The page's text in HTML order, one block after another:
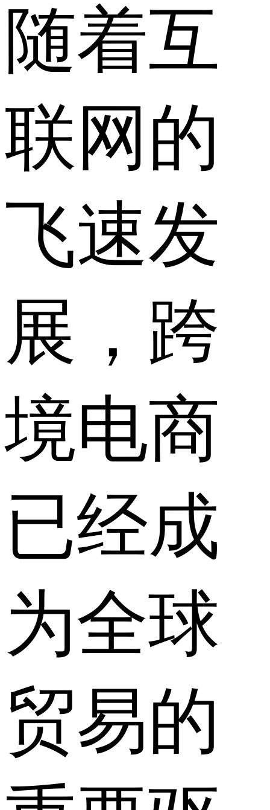
随着互
联网的
飞速发
展，跨
境电商
已经成
为全球
贸易的